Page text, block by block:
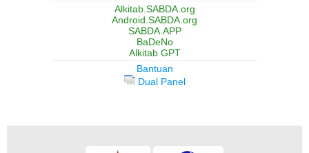
Alkitab.SABDA.org
Android.SABDA.org
SABDA.APP
BaDeNo
Alkitab GPT
Bantuan
Dual Panel